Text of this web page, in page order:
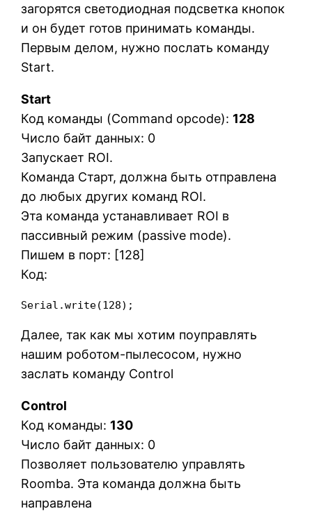
загорятся светодиодная подсветка кнопок
и он будет готов принимать команды.
Первым делом, нужно послать команду
Start.
Start
Код команды (Command opcode): 128
Число байт данных: 0
Запускает ROI.
Команда Старт, должна быть отправлена
до любых других команд ROI.
Эта команда устанавливает ROI в
пассивный режим (passive mode).
Пишем в порт: [128]
Код:
Serial.write(128);
Далее, так как мы хотим поуправлять
нашим роботом-пылесосом, нужно
заслать команду Control
Control
Код команды: 130
Число байт данных: 0
Позволяет пользователю управлять
Roomba. Эта команда должна быть
направлена